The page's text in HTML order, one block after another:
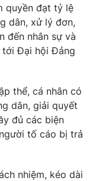
quyền đạt tỷ lệ
dân, xử lý đơn,
đến nhân sự và
tới Đại hội Đảng
thể, cá nhân có
dân, giải quyết
đủ các biện
tố cáo bị trả
nhiệm, kéo dài